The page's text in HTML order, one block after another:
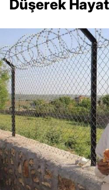
Düşerek